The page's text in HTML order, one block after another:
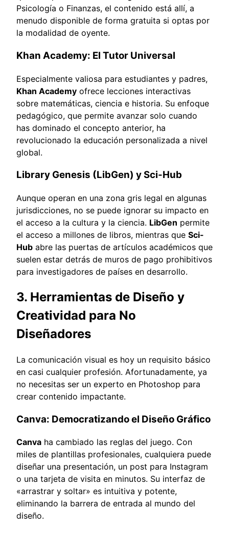
Psicología o Finanzas, el contenido está allí, a
menudo disponible de forma gratuita si optas por
la modalidad de oyente.
Khan Academy: El Tutor Universal
Especialmente valiosa para estudiantes y padres,
Khan Academy ofrece lecciones interactivas
sobre matemáticas, ciencia e historia. Su enfoque
pedagógico, que permite avanzar solo cuando
has dominado el concepto anterior, ha
revolucionado la educación personalizada a nivel
global.
Library Genesis (LibGen) y Sci-Hub
Aunque operan en una zona gris legal en algunas
jurisdicciones, no se puede ignorar su impacto en
el acceso a la cultura y la ciencia. LibGen permite
el acceso a millones de libros, mientras que Sci-
Hub abre las puertas de artículos académicos que
suelen estar detrás de muros de pago prohibitivos
para investigadores de países en desarrollo.
3. Herramientas de Diseño y
Creatividad para No
Diseñadores
La comunicación visual es hoy un requisito básico
en casi cualquier profesión. Afortunadamente, ya
no necesitas ser un experto en Photoshop para
crear contenido impactante.
Canva: Democratizando el Diseño Gráfico
Canva ha cambiado las reglas del juego. Con
miles de plantillas profesionales, cualquiera puede
diseñar una presentación, un post para Instagram
o una tarjeta de visita en minutos. Su interfaz de
«arrastrar y soltar» es intuitiva y potente,
eliminando la barrera de entrada al mundo del
diseño.